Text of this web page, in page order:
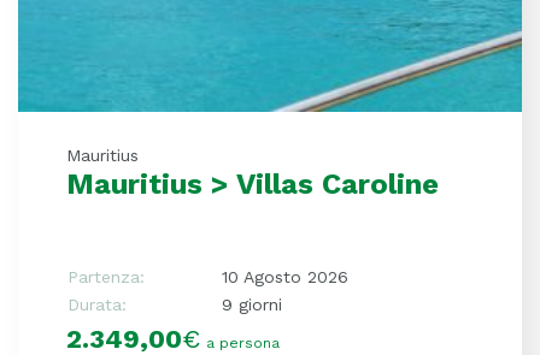
Mauritius
Mauritius > Villas Caroline
Partenza:
10 Agosto 2026
Durata:
9 giorni
2.349,00€ a persona